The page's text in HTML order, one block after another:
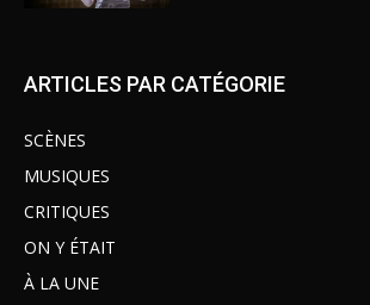
ARTICLES PAR CATÉGORIE
SCÈNES
MUSIQUES
CRITIQUES
ON Y ÉTAIT
À LA UNE